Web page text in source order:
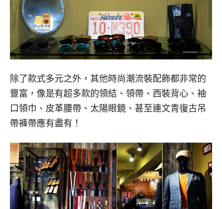
除了款式多元之外，其他時尚潮流裝配飾都非常的
豐富，像是有超多款的領結、領帶、西裝背心、袖
口領巾、皮革腰帶、太陽眼鏡、甚至連文青復古吊
帶褲帶應有盡有！